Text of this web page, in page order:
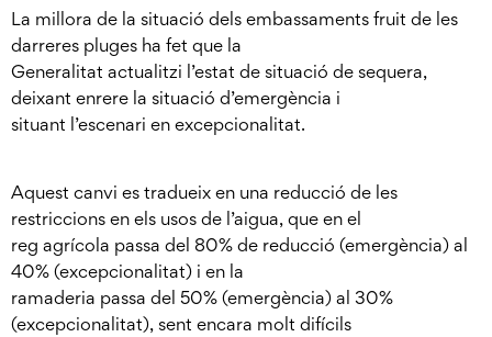
La millora de la situació dels embassaments fruit de les
darreres pluges ha fet que la
Generalitat actualitzi l’estat de situació de sequera,
deixant enrere la situació d’emergència i
situant l’escenari en excepcionalitat.
Aquest canvi es tradueix en una reducció de les
restriccions en els usos de l’aigua, que en el
reg agrícola passa del 80% de reducció (emergència) al
40% (excepcionalitat) i en la
ramaderia passa del 50% (emergència) al 30%
(excepcionalitat), sent encara molt difícils